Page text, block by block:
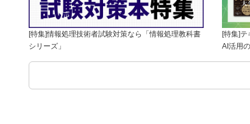
[特集]情報処理技術者試験対策なら「情報処理教科書
シリーズ」
[特集]
AI活用